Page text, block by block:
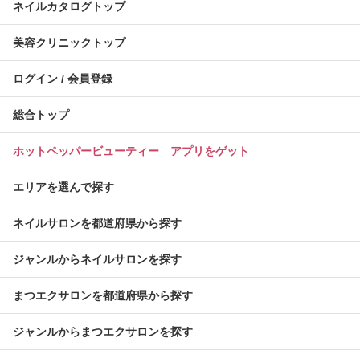
ネイルカタログトップ
美容クリニックトップ
ログイン / 会員登録
総合トップ
ホットペッパービューティー アプリをゲット
エリアを選んで探す
ネイルサロンを都道府県から探す
ジャンルからネイルサロンを探す
まつエクサロンを都道府県から探す
ジャンルからまつエクサロンを探す